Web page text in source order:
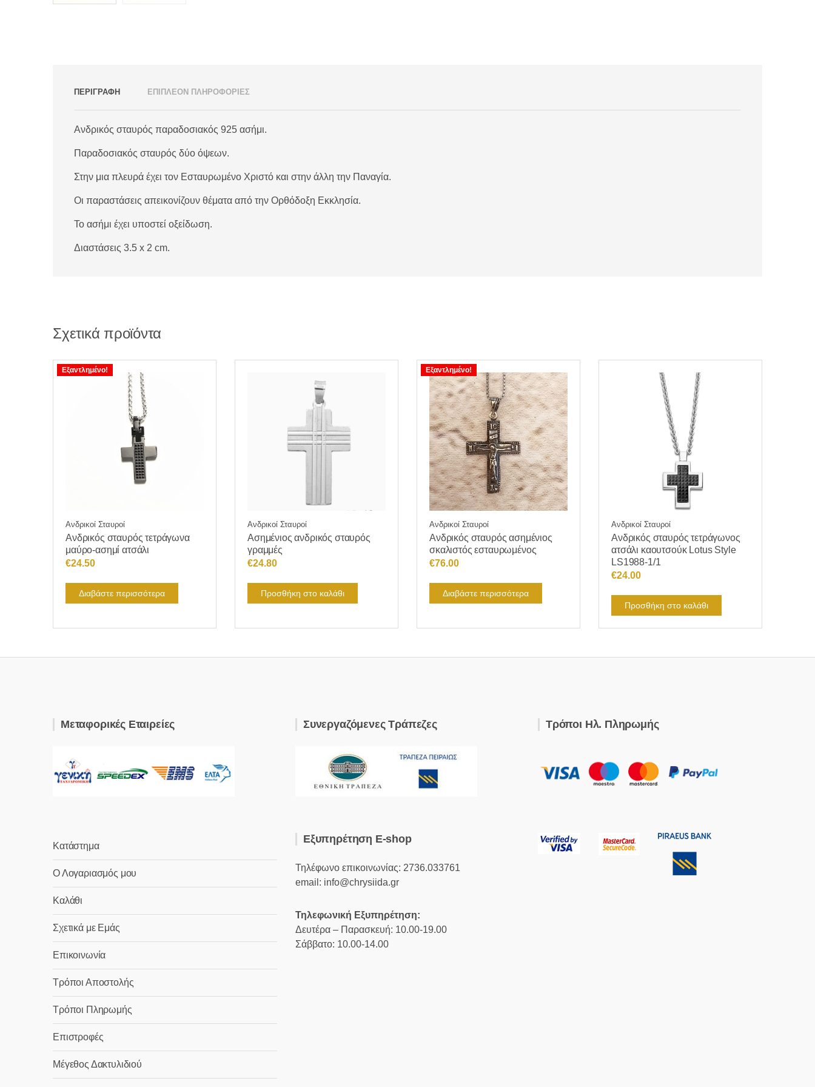
ΠΕΡΙΓΡΑΦΗ ΕΠΙΠΛΕΟΝ ΠΛΗΡΟΦΟΡΙΕΣ
Ανδρικός σταυρός παραδοσιακός 925 ασήμι.
Παραδοσιακός σταυρός δύο όψεων.
Στην μια πλευρά έχει τον Εσταυρωμένο Χριστό και στην άλλη την Παναγία.
Οι παραστάσεις απεικονίζουν θέματα από την Ορθόδοξη Εκκλησία.
Το ασήμι έχει υποστεί οξείδωση.
Διαστάσεις 3.5 x 2 cm.
Σχετικά προϊόντα
Εξαντλημένο!
Ανδρικοί Σταυροί
Ανδρικός σταυρός τετράγωνα
μαύρο-ασημί ατσάλι
€24.50
Διαβάστε περισσότερα
Ανδρικοί Σταυροί
Ασημένιος ανδρικός σταυρός
γραμμές
€24.80
Προσθήκη στο καλάθι
Εξαντλημένο!
Ανδρικοί Σταυροί
Ανδρικός σταυρός ασημένιος
σκαλιστός εσταυρωμένος
€76.00
Διαβάστε περισσότερα
Ανδρικοί Σταυροί
Ανδρικός σταυρός τετράγωνος
ατσάλι καουτσούκ Lotus Style
LS1988-1/1
€24.00
Προσθήκη στο καλάθι
Μεταφορικές Εταιρείες
Κατάστημα
Ο Λογαριασμός μου
Καλάθι
Σχετικά με Εμάς
Επικοινωνία
Τρόποι Αποστολής
Τρόποι Πληρωμής
Επιστροφές
Μέγεθος Δακτυλιδιού
Συνεργαζόμενες Τράπεζες
Εξυπηρέτηση E-shop
Τηλέφωνο επικοινωνίας: 2736.033761
email: info@chrysiida.gr
Τηλεφωνική Εξυπηρέτηση:
Δευτέρα – Παρασκευή: 10.00-19.00
Σάββατο: 10.00-14.00
Τρόποι Ηλ. Πληρωμής